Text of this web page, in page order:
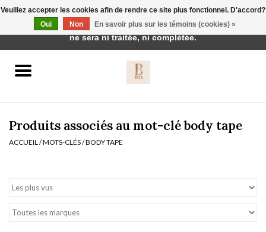
Réduction
Produits associés au mot-clé body tape
ACCUEIL /MOTS-CLÉS/BODY TAPE
Veuillez accepter les cookies afin de rendre ce site plus fonctionnel. D'accord?
Oui
Non En savoir plus sur les témoins (cookies) »
Cette boutique est en construction. Toute commande passée
ne sera ni traitée, ni complétée.